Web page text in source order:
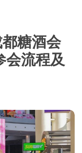
糖酒会
会流程及